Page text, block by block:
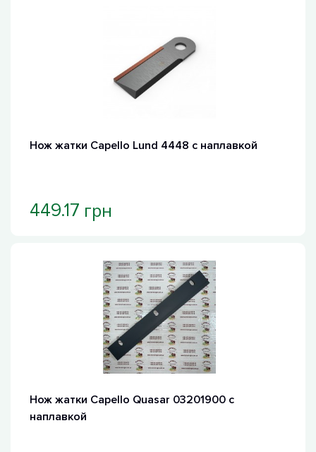
Нож жатки Capello Lund 4448 с наплавкой
449.17 грн
Нож жатки Capello Quasar 03201900 с
наплавкой